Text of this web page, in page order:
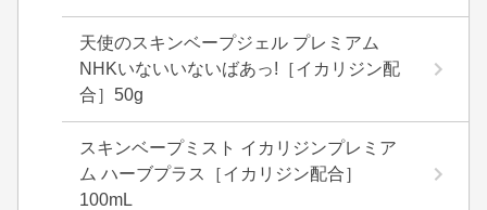
天使のスキンベープジェル プレミアム
NHKいないいないばあっ!［イカリジン配
合］50g
スキンベープミスト イカリジンプレミア
ム ハーブプラス［イカリジン配合］
100mL